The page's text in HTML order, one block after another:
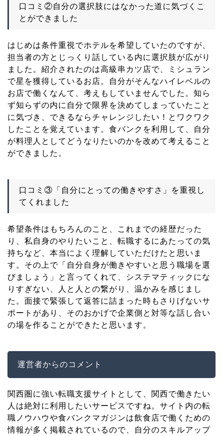
口コミ②自分の選択肢にはなかった道に気づくこ
とができました
はじめは条件重視でホテルを希望していたのですが、
担当者の方とじっくり話している内に選択肢が広がり
ました。紹介されたのは高級串カツ店で、ミシュラン
で星を獲得しているお店。自分がそんなハイレベルの
お店で働くなんて、考えもしていませんでした。知ら
ず知らずの内に自分で限界を決めてしまっていたこと
に気づき、できるならチャレンジしたい！とワクワク
したことを覚えています。食バンクを利用して、自分
が料理人としてどうなりたいのかを改めて考えること
ができました。
口コミ③「自分にとっての働きやすさ」を重視し
てくれました
希望条件はもちろんのこと、これまでの経歴だった
り、私自身のやりたいこと、転職するにあたっての気
持ちなど、本当によく理解していただけたと思いま
す。その上で「自分自身が働きやすいと思う職場を選
びましょう」と言ってくれて、システマティックにな
りすぎない、人と人との繋がり、温かみを感じまし
た。面接で緊張して返答に詰まった時も​さりげないサ
ポートがあり、そのおかげで企業側と対等な話し合い
の場を作ることができたと思います。
運営者からのコメント
関西圏に強い転職支援サイトとして、関西で働きたい
人は絶対に利用したいサービスですね。サイト内の転
職ノウハウや食バンクマガジンは飲食店で働くための
情報が多く掲載されているので、自分のスキルアップ